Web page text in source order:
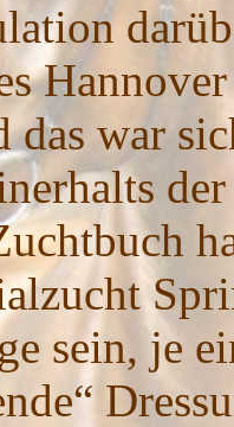
das war
sein, je